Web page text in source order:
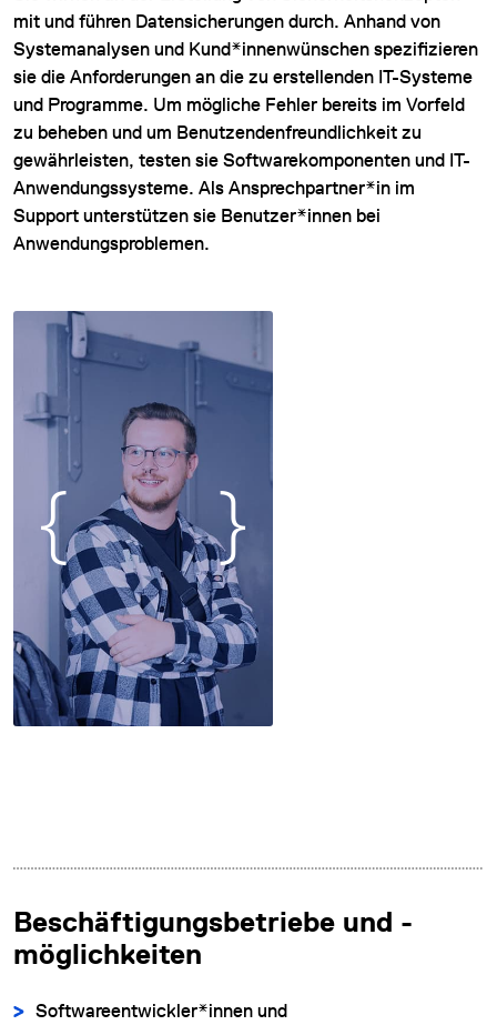
mit und führen Datensicherungen durch. Anhand von
Systemanalysen und Kund*innenwünschen spezifizieren
sie die Anforderungen an die zu erstellenden IT-Systeme
und Programme. Um mögliche Fehler bereits im Vorfeld
zu beheben und um Benutzendenfreundlichkeit zu
gewährleisten, testen sie Softwarekomponenten und IT-
Anwendungssysteme. Als Ansprechpartner*in im
Support unterstützen sie Benutzer*innen bei
Anwendungsproblemen.
Beschäftigungsbetriebe und -
möglichkeiten
Softwareentwickler*innen und